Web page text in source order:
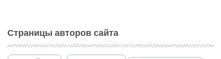
Страницы авторов сайта